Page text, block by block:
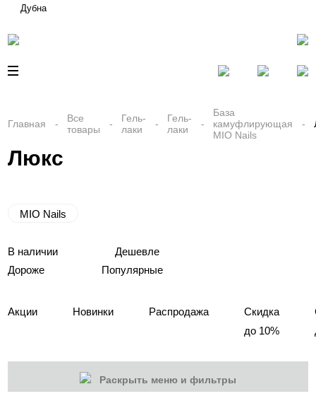
Дубна
Главная
Все
товары
Гель-
лаки
Гель-
лаки
База
камуфлирующая
MIO Nails
Люкс
MIO Nails
В наличии
Дешевле
Дороже
Популярные
Акции Новинки Распродажа
Скидка
до 10%
Раскрыть меню и фильтры